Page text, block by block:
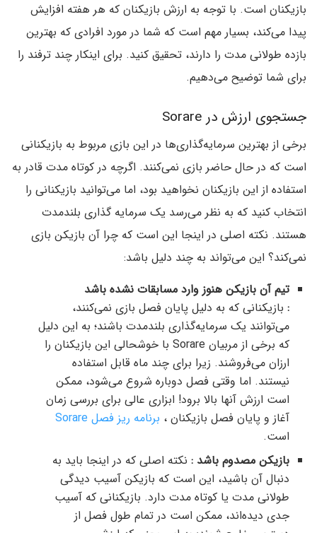
بازیکنان است. با توجه به ارزش بازیکنان که هر هفته افزایش
پیدا می‌کند، بسیار مهم است که شما در مورد افرادی که بهترین
بازده طولانی مدت را دارند، تحقیق کنید. برای اینکار چند ترفند را
برای شما توضیح می‌دهیم.
جستجوی ارزش در Sorare
برخی از بهترین سرمایه‌گذاری‌ها در این بازی مربوط به بازیکنانی
است که در حال حاضر بازی نمی‌کنند. اگرچه در کوتاه مدت قادر به
استفاده از این بازیکنان نخواهید بود، اما می‌توانید بازیکنانی را
انتخاب کنید که به نظر می‌رسد یک سرمایه گذاری بلندمدت
هستند. نکته اصلی در اینجا این است که چرا آن بازیکن بازی
نمی‌کند؟ این می‌تواند به چند دلیل باشد:
تیم آن بازیکن هنوز وارد مسابقات نشده باشد
: بازیکنانی که به دلیل پایان فصل بازی نمی‌کنند،
می‌توانند یک سرمایه‌گذاری بلندمدت باشند؛ به این دلیل
که برخی از مربیان Sorare با خوشحالی این بازیکنان را
ارزان می‌فروشند. زیرا برای چند ماه قابل استفاده
نیستند. اما وقتی فصل دوباره شروع می‌شود، ممکن
است ارزش آنها بالا برود! ابزاری عالی برای بررسی زمان
آغاز و پایان فصل بازیکنان ، برنامه ریز فصل Sorare
است.
بازیکن مصدوم باشد : نکته اصلی که در اینجا باید به
دنبال آن باشید، این است که بازیکن آسیب دیدگی
طولانی مدت یا کوتاه مدت دارد. بازیکنانی که آسیب
جدی دیده‌اند، ممکن است در تمام طول فصل از